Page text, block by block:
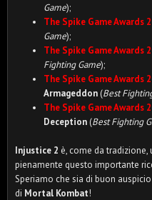
Game);
The Spike Game Awards
Game);
The Spike Game Awards
Fighting Game);
The Spike Game Awards
Armageddon (Best
The Spike Game Awards
Deception (Best Fighting
Injustice 2 è, come da
pienamente questo importante
Speriamo che sia di buon
di Mortal Kombat!